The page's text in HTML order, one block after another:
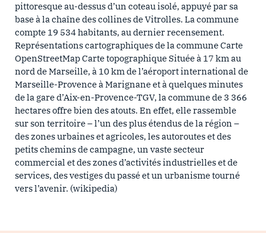
pittoresque au-dessus d’un coteau isolé, appuyé par sa
base à la chaîne des collines de Vitrolles. La commune
compte 19 534 habitants, au dernier recensement.
Représentations cartographiques de la commune Carte
OpenStreetMap Carte topographique Située à 17 km au
nord de Marseille, à 10 km de l’aéroport international de
Marseille-Provence à Marignane et à quelques minutes
de la gare d’Aix-en-Provence-TGV, la commune de 3 366
hectares offre bien des atouts. En effet, elle rassemble
sur son territoire – l’un des plus étendus de la région –
des zones urbaines et agricoles, les autoroutes et des
petits chemins de campagne, un vaste secteur
commercial et des zones d’activités industrielles et de
services, des vestiges du passé et un urbanisme tourné
vers l’avenir. (wikipedia)